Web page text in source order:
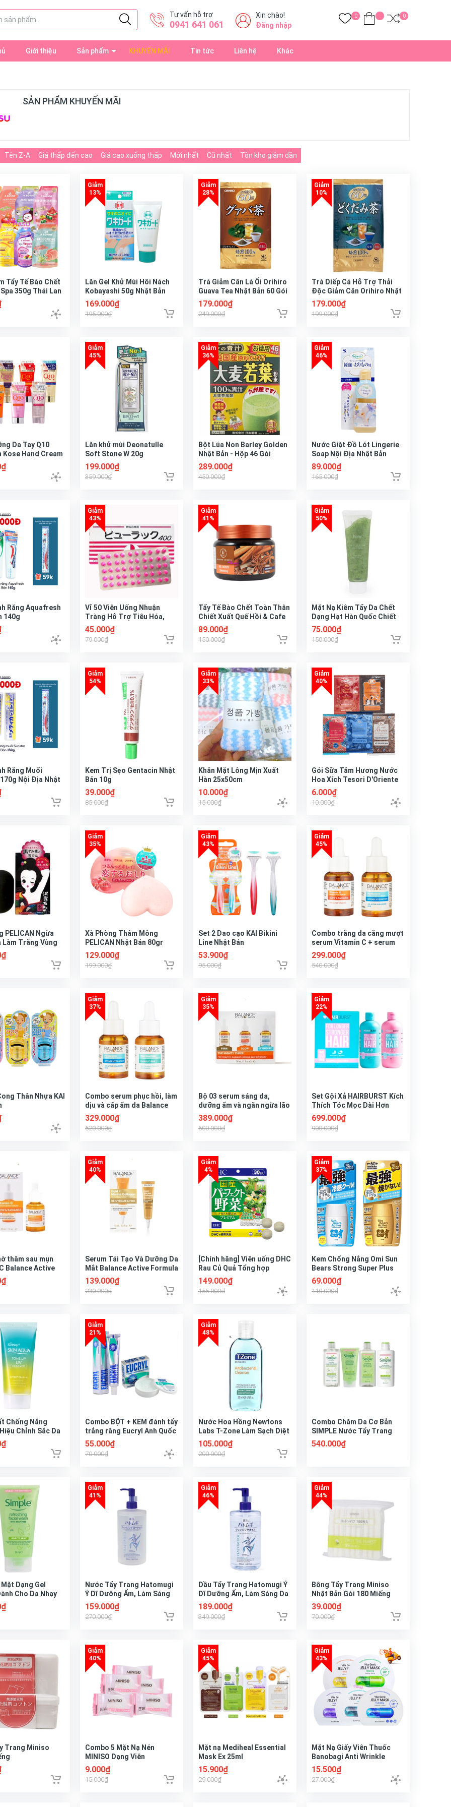
Tư vấn hỗ trợ
0941 641 061
Xin chào!
Đăng nhập
0 0
Giới thiệu Sản phẩm KHUYẾN MÃI Tin tức Liên hệ Khác
SẢN PHẨM KHUYẾN MÃI
Tên Z-A Giá thấp đến cao Giá cao xuống thấp Mới nhất Cũ nhất Tồn kho giảm dần
Tẩy Tế Bào Chết
350g Thái Lan
Lăn Gel Khử Mùi Hôi Nách
Kobayashi 50g Nhật Bản
169.000₫
195.000₫
Trà Giảm Cân Lá Ổi Orihiro
Guava Tea Nhật Bản 60 Gói
179.000₫
249.000₫
Trà Diếp Cá Hỗ Trợ Thải
Độc Giảm Cân Orihiro Nhật
Bản 60 Gói
179.000₫
199.000₫
Da Tay Q10
Kose Hand Cream
Lăn khử mùi Deonatulle
Soft Stone W 20g
199.000₫
359.000₫
Bột Lúa Non Barley Golden
Nhật Bản - Hộp 46 Gói
289.000₫
450.000₫
Nước Giặt Đồ Lót Lingerie
Soap Nội Địa Nhật Bản
120ml
89.000₫
165.000₫
Răng Aquafresh
140g
Vỉ 50 Viên Uống Nhuận
Tràng Hỗ Trợ Tiêu Hóa,
Giảm Cân Detox Kenton
Diet Kokando Nhật Bản
45.000₫
79.000₫
Tẩy Tế Bào Chết Toàn Thân
Chiết Xuất Quế Hồi & Cafe
380g
89.000₫
150.000₫
Mặt Nạ Kiêm Tẩy Da Chết
Dạng Hạt Hàn Quốc Chiết
Xuất Xương Rồng 30g (Mini)
Huxley Scrub Mask Sweet
Therapy
75.000₫
150.000₫
Răng Muối
Nội Địa Nhật
Kem Trị Sẹo Gentacin Nhật
Bản 10g
39.000₫
85.000₫
Khăn Mặt Lông Mịn Xuất
Hàn 25x50cm
10.000₫
15.000₫
Gói Sữa Tắm Hương Nước
Hoa Xích Tesori D'Oriente
7ml (1 Gói)
6.000₫
10.000₫
PELICAN Ngừa
Làm Trắng Vùng
BẢN 100g
Xà Phòng Thâm Mông
PELICAN Nhật Bản 80gr
129.000₫
199.000₫
Set 2 Dao cạo KAI Bikini
Line Nhật Bản
53.900₫
95.000₫
Combo trắng da căng mượt
serum Vitamin C + serum
Hyaluronic Balance Active
Formula 30ml/ chai
299.000₫
540.000₫
Thân Nhựa KAI
Combo serum phục hồi, làm
dịu và cấp ẩm da Balance
Niacinamide và Hyaluronic
30ml/chai
329.000₫
520.000₫
Bộ 03 serum sáng da,
dưỡng ẩm và ngăn ngừa lão
hóa Balance Active
Skincare The Mighty Three
(3x30ml)
389.000₫
600.000₫
Set Gội Xả HAIRBURST Kích
Thích Tóc Mọc Dài Hơn
Chắc Khỏe Hơn 350ml/Chai
699.000₫
900.000₫
thâm sau mụn
Balance Active
Serum Tái Tạo Và Dưỡng Da
Mắt Balance Active Formula
Gold Collagen Rejuvenating
eye 15ml
139.000₫
230.000₫
[Chính hãng] Viên uống DHC
Rau Củ Quả Tổng hợp
Premium
149.000₫
155.000₫
Kem Chống Nắng Omi Sun
Bears Strong Super Plus
SPF50+ PA++++ 30ml
69.000₫
110.000₫
Chống Nắng
Chỉnh Sắc Da
Tone Up UV
Green
80g
Combo BỘT + KEM đánh tẩy
trắng răng Eucryl Anh Quốc
55.000₫
70.000₫
Nước Hoa Hồng Newtons
Labs T-Zone Làm Sạch Diệt
Khuẩn Tinh Chất Tràm Trà
200ml
105.000₫
200.000₫
Combo Chăm Da Cơ Bản
SIMPLE Nước Tẩy Trang
200ml + Sữa Rửa Mặt 150ml
+ Toner 200ml + Sữa dưỡng
540.000₫
Dạng Gel
Cho Da Nhạy
To Skin
Facial Wash Gel
Nước Tẩy Trang Hatomugi
Ý Dĩ Dưỡng Ẩm, Làm Sáng
Da 500ml Cleansing & Pore
Clear
159.000₫
270.000₫
Dầu Tẩy Trang Hatomugi Ý
Dĩ Dưỡng Ẩm, Làm Sáng Da
The Cleansing Oil 500ml
189.000₫
349.000₫
Bông Tẩy Trang Miniso
Nhật Bản Gói 180 Miếng
39.000₫
70.000₫
Trang Miniso
Combo 5 Mặt Nạ Nén
MINISO Dạng Viên
9.000₫
15.000₫
Mặt nạ Mediheal Essential
Mask Ex 25ml
15.900₫
29.000₫
Mặt Nạ Giấy Viên Thuốc
Banobagi Anti Wrinkle
Whitening Vita Genic Mask
15.500₫
27.000₫